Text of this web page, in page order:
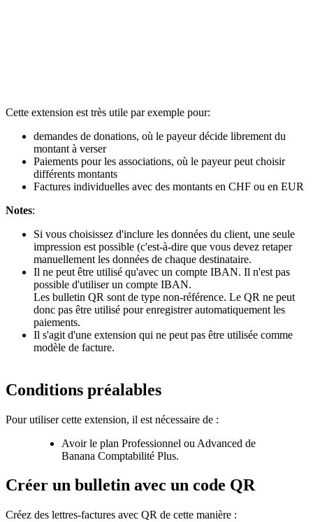
Cette extension est très utile par exemple pour:
demandes de donations, où le payeur décide librement du
montant à verser
Paiements pour les associations, où le payeur peut choisir
différents montants
Factures individuelles avec des montants en CHF ou en EUR
Notes:
Si vous choisissez d'inclure les données du client, une seule
impression est possible (c'est-à-dire que vous devez retaper
manuellement les données de chaque destinataire.
Il ne peut être utilisé qu'avec un compte IBAN. Il n'est pas
possible d'utiliser un compte IBAN.
Les bulletin QR sont de type non-référence. Le QR ne peut
donc pas être utilisé pour enregistrer automatiquement les
paiements.
Il s'agit d'une extension qui ne peut pas être utilisée comme
modèle de facture.
Conditions préalables
Pour utiliser cette extension, il est nécessaire de :
Avoir le plan Professionnel ou Advanced de
Banana Comptabilité Plus.
Créer un bulletin avec un code QR
Créez des lettres-factures avec QR de cette manière :